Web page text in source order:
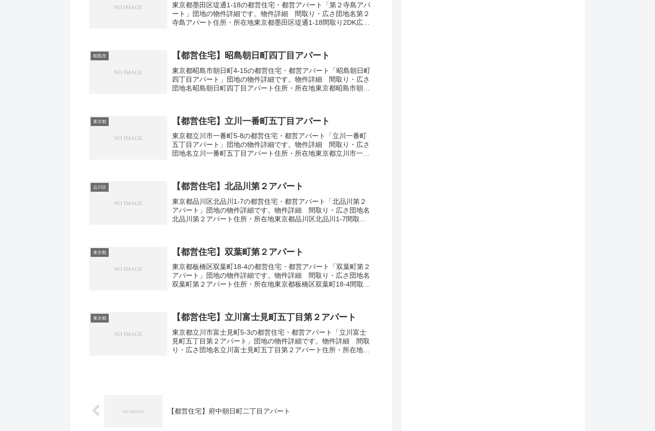
東京都墨田区堤通1-18の都営住宅・都営アパート「第２寺島アパ
ート」団地の物件詳細です。物件詳細 間取り・広さ団地名第２
寺島アパート住所・所在地東京都墨田区堤通1-18間取り2DK広
昭島市 【都営住宅】昭島朝日町四丁目アパート
東京都昭島市朝日町4-15の都営住宅・都営アパート「昭島朝日町
四丁目アパート」団地の物件詳細です。物件詳細 間取り・広さ
団地名昭島朝日町四丁目アパート住所・所在地東京都昭島市朝日
東京都 【都営住宅】立川一番町五丁目アパート
東京都立川市一番町5-8の都営住宅・都営アパート「立川一番町
五丁目アパート」団地の物件詳細です。物件詳細 間取り・広さ
団地名立川一番町五丁目アパート住所・所在地東京都立川市一番
品川区 【都営住宅】北品川第２アパート
東京都品川区北品川1-7の都営住宅・都営アパート「北品川第２
アパート」団地の物件詳細です。物件詳細 間取り・広さ団地名
北品川第２アパート住所・所在地東京都品川区北品川1-7間取り
東京都 【都営住宅】双葉町第２アパート
東京都板橋区双葉町18-4の都営住宅・都営アパート「双葉町第２
アパート」団地の物件詳細です。物件詳細 間取り・広さ団地名
双葉町第２アパート住所・所在地東京都板橋区双葉町18-4間取り
東京都 【都営住宅】立川富士見町五丁目第２アパート
東京都立川市富士見町5-3の都営住宅・都営アパート「立川富士
見町五丁目第２アパート」団地の物件詳細です。物件詳細 間取
り・広さ団地名立川富士見町五丁目第２アパート住所・所在地東
【都営住宅】府中朝日町二丁目アパート